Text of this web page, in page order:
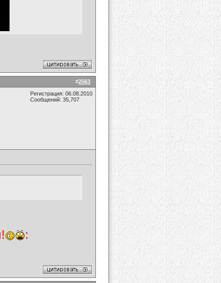
#2563
Регистрация: 06.08.2010
Сообщений: 35,707
: